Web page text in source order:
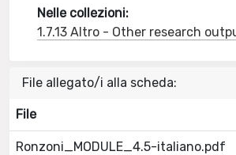
Nelle collezioni:
1.7.13 Altro - Other research
File allegato/i alla scheda:
File
Ronzoni_MODULE_4.5-italiano.pdf